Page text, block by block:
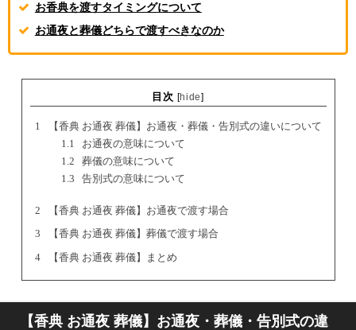
お香典を渡すタイミングについて
お通夜と葬儀どちらで渡すべきなのか
目次 [hide]
1 【香典 お通夜 葬儀】お通夜・葬儀・告別式の違いについて
1.1 お通夜の意味について
1.2 葬儀の意味について
1.3 告別式の意味について
2 【香典 お通夜 葬儀】お通夜で渡す場合
3 【香典 お通夜 葬儀】葬儀で渡す場合
4 【香典 お通夜 葬儀】まとめ
【香典 お通夜 葬儀】お通夜・葬儀・告別式の違